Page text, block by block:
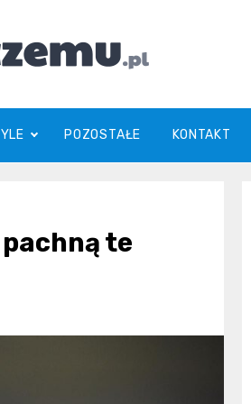
POZOSTAŁE KONTAKT
te